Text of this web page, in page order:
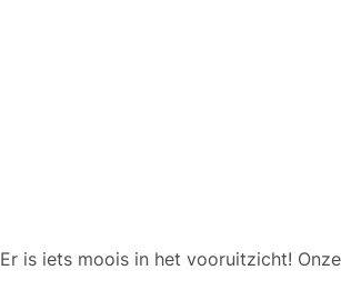
Er is iets moois in het vooruitzicht!